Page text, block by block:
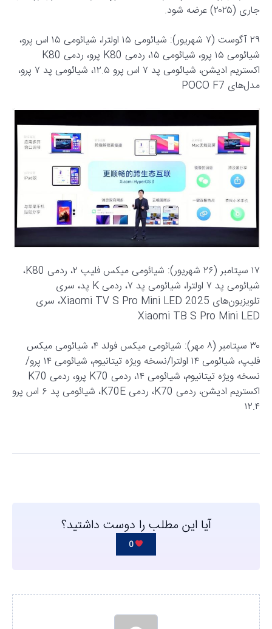
جاری (۲۰۲۵) عرضه شود.
۲۹ آگوست (۷ شهریور): شیائومی ۱۵ اولترا، شیائومی ۱۵ اس پرو،
شیائومی ۱۵ پرو، شیائومی ۱۵، ردمی K80 پرو، ردمی K80
اکستریم ادیشن، شیائومی پد ۷ اس پرو ۱۲.۵، شیائومی پد ۷ پرو،
مدل‌های POCO F7
۱۷ سپتامبر (۲۶ شهریور): شیائومی میکس فلیپ ۲، ردمی K80،
شیائومی پد ۷ اولترا، شیائومی پد ۷، ردمی K پد، سری
تلویزیون‌های Xiaomi TV S Pro Mini LED 2025، سری
Xiaomi TB S Pro Mini LED
۳۰ سپتامبر (۸ مهر): شیائومی میکس فولد ۴، شیائومی میکس
فلیپ، شیائومی ۱۴ اولترا/نسخه ویژه تیتانیوم، شیائومی ۱۴ پرو/
نسخه ویژه تیتانیوم، شیائومی ۱۴، ردمی K70 پرو، ردمی K70
اکستریم ادیشن، ردمی K70، ردمی K70E، شیائومی پد ۶ اس پرو
۱۲.۴
آیا این مطلب را دوست داشتید؟
0